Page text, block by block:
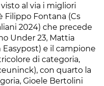
al via i migliori
Filippo Fontana (Cs
2024) che precede
Under 23, Mattia
e il campione
di categoria,
con quarto la
Gioele Bertolini